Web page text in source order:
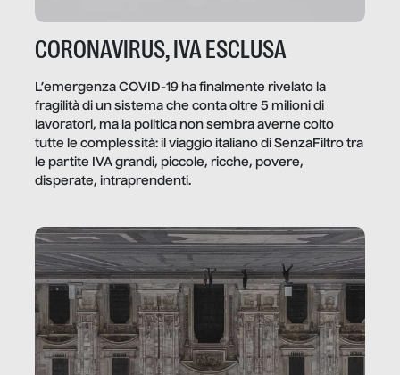
CORONAVIRUS, IVA ESCLUSA
L’emergenza COVID-19 ha finalmente rivelato la
fragilità di un sistema che conta oltre 5 milioni di
lavoratori, ma la politica non sembra averne colto
tutte le complessità: il viaggio italiano di SenzaFiltro tra
le partite IVA grandi, piccole, ricche, povere,
disperate, intraprendenti.